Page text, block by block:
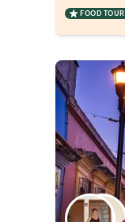
FOOD TOUR